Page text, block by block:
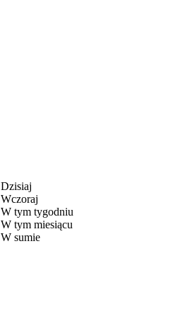
Dzisiaj
Wczoraj
W tym tygodniu
W tym miesiącu
W sumie